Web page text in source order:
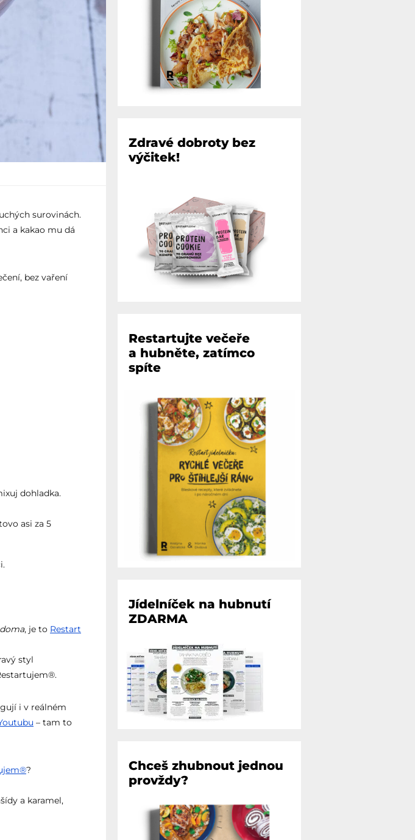
surovinách.
a kakao mu dá
bez vaření
dohladka.
asi za 5
, je to Restart
styl
i v reálném
– tam to
?
a karamel,
Zdravé dobroty bez
výčitek!
Restartujte večeře
a hubněte, zatímco
spíte
Jídelníček na hubnutí
ZDARMA
Chceš zhubnout jednou
provždy?